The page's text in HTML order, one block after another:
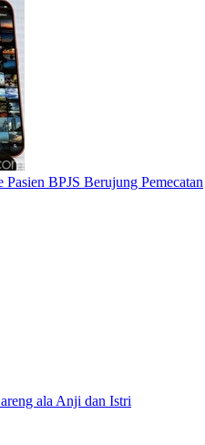
BPJS Berujung Pemecatan
ala Anji dan Istri